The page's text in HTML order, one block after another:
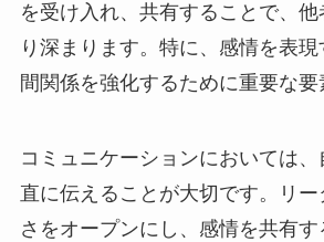
を受け入れ、共有することで、他
り深まります。特に、感情を表
間関係を強化するために重要な要
コミュニケーションにおいては
直に伝えることが大切です。リ
さをオープンにし、感情を共有